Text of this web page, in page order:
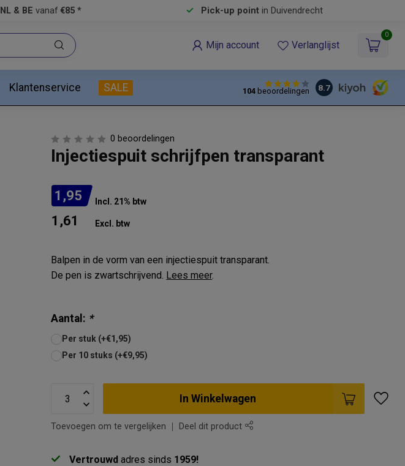
NL & BE vanaf €85 * Pick-up pointin Duivendrecht
Mijn account Verlanglijst
0
Klantenservice SALE 104beoordelingen 8.7
0 beoordelingen
Injectiespuit schrijfpen transparant
1,95 Incl. 21% btw
1,61 Excl. btw
Balpen in de vorm van een injectiespuit transparant.
De pen is zwartschrijvend. Lees meer.
Aantal: *
Per stuk (+€1,95)
Per 10 stuks (+€9,95)
In Winkelwagen
Toevoegen om te vergelijken Deel dit product
Vertrouwd adres sinds 1959!